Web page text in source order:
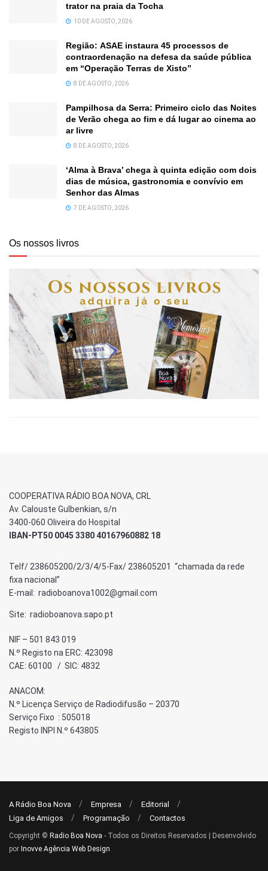
trator na praia da Tocha
10 DE AGOSTO, 2026
Região: ASAE instaura 45 processos de
contraordenação na defesa da saúde pública
em “Operação Terras de Xisto”
8 DE AGOSTO, 2026
Pampilhosa da Serra: Primeiro ciclo das Noites
de Verão chega ao fim e dá lugar ao cinema ao
ar livre
8 DE AGOSTO, 2026
‘Alma à Brava’ chega à quinta edição com dois
dias de música, gastronomia e convívio em
Senhor das Almas
7 DE AGOSTO, 2026
Os nossos livros
COOPERATIVA RÁDIO BOA NOVA, CRL
Av. Calouste Gulbenkian, s/n
3400-060 Oliveira do Hospital
IBAN-PT50 0045 3380 40167960882 18
Telf/ 238605200/2/3/4/5-Fax/ 238605201 “chamada da rede
fixa nacional”
E-mail: radioboanova1002@gmail.com
Site: radioboanova.sapo.pt
NIF – 501 843 019
N.º Registo na ERC: 423098
CAE: 60100 / SIC: 4832
ANACOM:
N.º Licença Serviço de Radiodifusão – 20370
Serviço Fixo : 505018
Registo INPI N.º 643805
A Rádio Boa Nova Empresa
Editorial
Liga de Amigos
Programação Contactos
Copyright © Radio Boa Nova - Todos os Direitos Reservados | Desenvolvido
por Inovve Agência Web Design